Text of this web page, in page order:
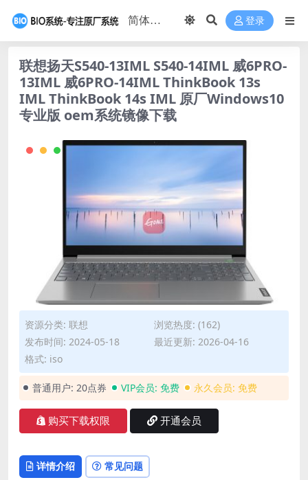
登录
联想扬天S540-13IML S540-14IML 威6PRO-
13IML 威6PRO-14IML ThinkBook 13s
IML ThinkBook 14s IML 原厂Windows10
专业版 oem系统镜像下载
资源分类: 联想
浏览热度: (162)
发布时间: 2024-05-18
最近更新: 2026-04-16
格式: iso
普通用户: 20点券 VIP会员: 免费 永久会员: 免费
购买下载权限 开通会员
详情介绍 常见问题